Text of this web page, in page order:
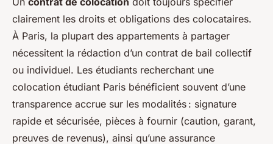
clairement les droits et obligations des colocataires.
À Paris, la plupart des appartements à partager
nécessitent la rédaction d’un contrat de bail collectif
ou individuel. Les étudiants recherchant une
colocation étudiant Paris bénéficient souvent d’une
transparence accrue sur les modalités : signature
rapide et sécurisée, pièces à fournir (caution, garant,
preuves de revenus), ainsi qu’une assurance